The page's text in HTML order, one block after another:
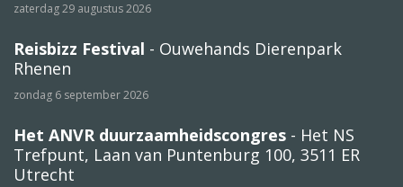
zaterdag 29 augustus 2026
Reisbizz Festival - Ouwehands Dierenpark
Rhenen
zondag 6 september 2026
Het ANVR duurzaamheidscongres - Het NS
Trefpunt, Laan van Puntenburg 100, 3511 ER
Utrecht